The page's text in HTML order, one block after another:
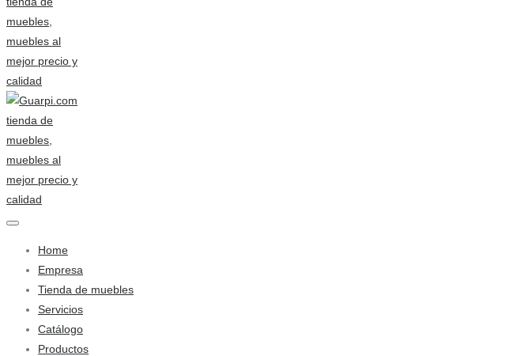
Home
Empresa
Tienda de muebles
Servicios
Catálogo
Productos